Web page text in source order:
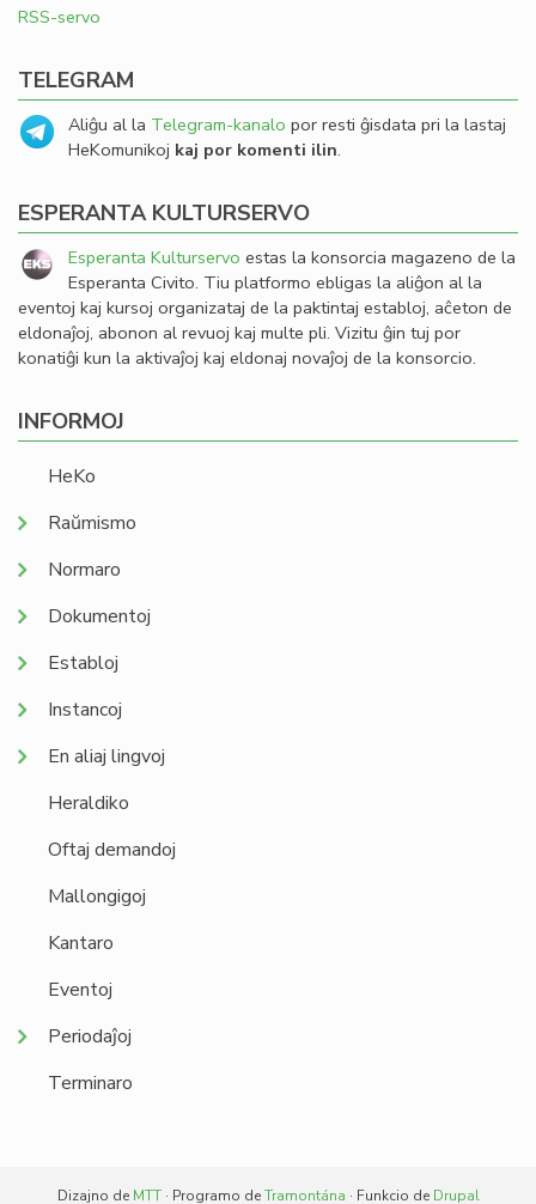
RSS-servo
TELEGRAM
Aliĝu al la Telegram-kanalo por resti ĝisdata pri la lastaj
HeKomunikoj kaj por komenti ilin.
ESPERANTA KULTURSERVO
Esperanta Kulturservo estas la konsorcia magazeno de la
Esperanta Civito. Tiu platformo ebligas la aliĝon al la
eventoj kaj kursoj organizataj de la paktintaj establoj, aĉeton de
eldonaĵoj, abonon al revuoj kaj multe pli. Vizitu ĝin tuj por
konatiĝi kun la aktivaĵoj kaj eldonaj novaĵoj de la konsorcio.
INFORMOJ
HeKo
Raŭmismo
Normaro
Dokumentoj
Establoj
Instancoj
En aliaj lingvoj
Heraldiko
Oftaj demandoj
Mallongigoj
Kantaro
Eventoj
Periodaĵoj
Terminaro
Dizajno de MTT· Programo deTramontána · Funkcio de Drupal